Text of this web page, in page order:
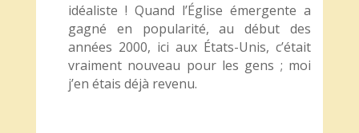
idéaliste ! Quand l’Église émergente a
gagné en popularité, au début des
années 2000, ici aux États-Unis, c’était
vraiment nouveau pour les gens ; moi
j’en étais déjà revenu.